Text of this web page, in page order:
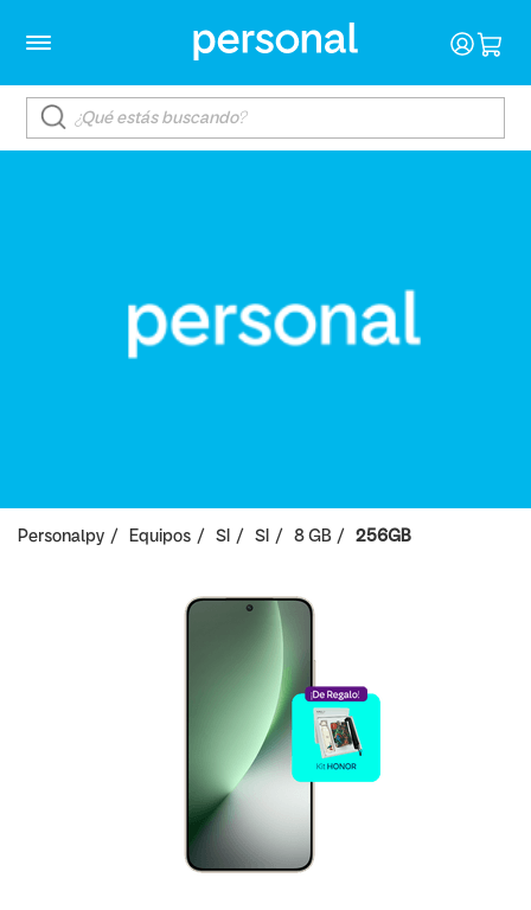
Personalpy Equipos SI SI 8 GB 256GB